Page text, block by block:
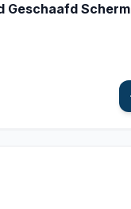
Geschaafd Scherm